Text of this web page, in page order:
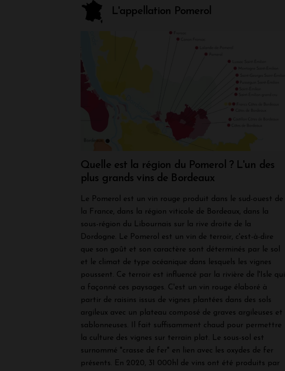
L'appellation Pomerol
Quelle est la région du Pomerol ? L'un des
plus grands vins de Bordeaux
Le Pomerol est un vin rouge produit dans le sud-ouest de
la France, dans la région viticole de Bordeaux, dans la
sous-région du Libournais sur la rive droite de la
Dordogne. Le Pomerol est un vin de terroir, c'est-à-dire
que son goût et son caractère sont déterminés par le sol
et le climat de type océanique dans lesquels les vignes
poussent. Ce terroir est influencé par la rivière de l'Isle qui
a façonné ces paysages. C'est un vin rouge élaboré à
partir de raisins issus de vignes plantées dans des sols
argileux avec un plateau composé de graves argileuses et
sablonneuses. Il fait suffisamment chaud pour permettre
la culture des vignes sur terrain plat. Le sous-sol est
surnommé "crasse de fer" en lien avec les oxydes de fer
présents. En 2020, 31 000hl de vins ont été produits par